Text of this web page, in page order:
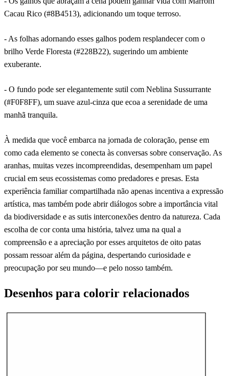
Cacau Rico (#8B4513), adicionando um toque terroso.
- As folhas adornando esses galhos podem resplandecer com o
brilho Verde Floresta (#228B22), sugerindo um ambiente
exuberante.
- O fundo pode ser elegantemente sutil com Neblina Sussurrante
(#F0F8FF), um suave azul-cinza que ecoa a serenidade de uma
manhã tranquila.
À medida que você embarca na jornada de coloração, pense em
como cada elemento se conecta às conversas sobre conservação. As
aranhas, muitas vezes incompreendidas, desempenham um papel
crucial em seus ecossistemas como predadores e presas. Esta
experiência familiar compartilhada não apenas incentiva a expressão
artística, mas também pode abrir diálogos sobre a importância vital
da biodiversidade e as sutis interconexões dentro da natureza. Cada
escolha de cor conta uma história, talvez uma na qual a
compreensão e a apreciação por esses arquitetos de oito patas
possam ressoar além da página, despertando curiosidade e
preocupação por seu mundo—e pelo nosso também.
Desenhos para colorir relacionados